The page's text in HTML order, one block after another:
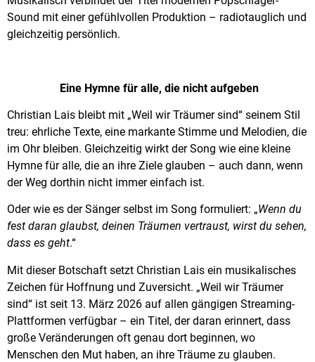
Sound mit einer gefühlvollen Produktion – radiotauglich und
gleichzeitig persönlich.
Eine Hymne für alle, die nicht aufgeben
Christian Lais bleibt mit „Weil wir Träumer sind“ seinem Stil
treu: ehrliche Texte, eine markante Stimme und Melodien, die
im Ohr bleiben. Gleichzeitig wirkt der Song wie eine kleine
Hymne für alle, die an ihre Ziele glauben – auch dann, wenn
der Weg dorthin nicht immer einfach ist.
Oder wie es der Sänger selbst im Song formuliert: „Wenn du
fest daran glaubst, deinen Träumen vertraust, wirst du sehen,
dass es geht.“
Mit dieser Botschaft setzt Christian Lais ein musikalisches
Zeichen für Hoffnung und Zuversicht. „Weil wir Träumer
sind“ ist seit 13. März 2026 auf allen gängigen Streaming-
Plattformen verfügbar – ein Titel, der daran erinnert, dass
große Veränderungen oft genau dort beginnen, wo
Menschen den Mut haben, an ihre Träume zu glauben.